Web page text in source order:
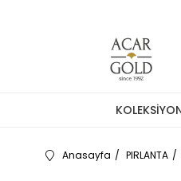
Anasayfa PIRLANTA